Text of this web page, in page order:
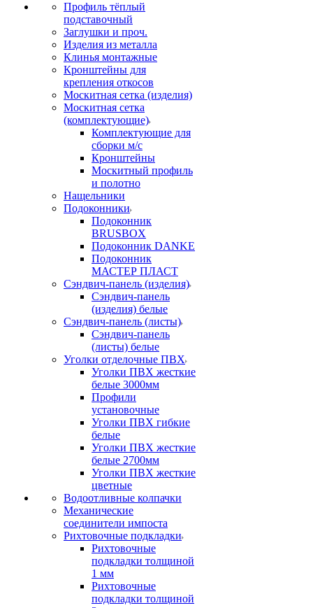
Профиль тёплый
подставочный
Заглушки и проч.
Изделия из металла
Клинья монтажные
Кронштейны для
крепления откосов
Москитная сетка (изделия)
Москитная сетка
(комплектующие)
Комплектующие для
сборки м/с
Кронштейны
Москитный профиль
и полотно
Нащельники
Подоконники
Подоконник
BRUSBOX
Подоконник DANKE
Подоконник
МАСТЕР ПЛАСТ
Сэндвич-панель (изделия)
Сэндвич-панель
(изделия) белые
Сэндвич-панель (листы)
Сэндвич-панель
(листы) белые
Уголки отделочные ПВХ
Уголки ПВХ жесткие
белые 3000мм
Профили
установочные
Уголки ПВХ гибкие
белые
Уголки ПВХ жесткие
белые 2700мм
Уголки ПВХ жесткие
цветные
Водоотливные колпачки
Механические
соединители импоста
Рихтовочные подкладки
Рихтовочные
подкладки толщиной
1 мм
Рихтовочные
подкладки толщиной